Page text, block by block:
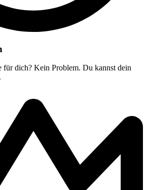
für dich? Kein Problem. Du kannst dein